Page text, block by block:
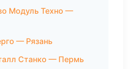
Модуль Техно —
— Рязань
Станко — Пермь